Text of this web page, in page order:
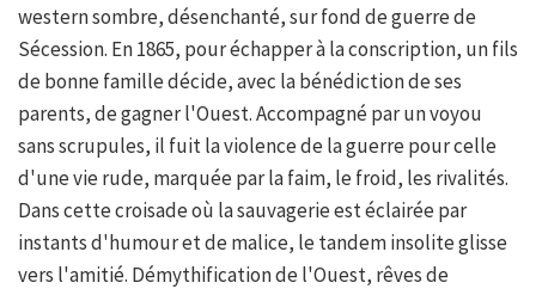
western sombre, désenchanté, sur fond de guerre de
Sécession. En 1865, pour échapper à la conscription, un fils
de bonne famille décide, avec la bénédiction de ses
parents, de gagner l'Ouest. Accompagné par un voyou
sans scrupules, il fuit la violence de la guerre pour celle
d'une vie rude, marquée par la faim, le froid, les rivalités.
Dans cette croisade où la sauvagerie est éclairée par
instants d'humour et de malice, le tandem insolite glisse
vers l'amitié. Démythification de l'Ouest, rêves de